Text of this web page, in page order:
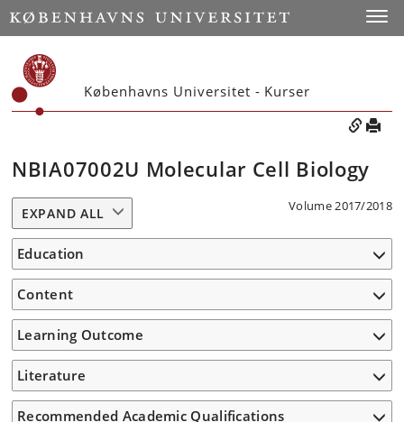
Københavns Universitet - Kurser
NBIA07002U Molecular Cell Biology
Volume 2017/2018
EXPAND ALL
Education
Content
Learning Outcome
Literature
Recommended Academic Qualifications